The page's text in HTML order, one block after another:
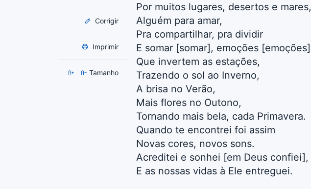
Corrigir
Imprimir
Tamanho
Por muitos lugares, desertos e mares,
Alguém para amar,
Pra compartilhar, pra dividir
E somar [somar], emoções [emoções]
Que invertem as estações,
Trazendo o sol ao Inverno,
A brisa no Verão,
Mais flores no Outono,
Tornando mais bela, cada Primavera.
Quando te encontrei foi assim
Novas cores, novos sons.
Acreditei e sonhei [em Deus confiei],
E as nossas vidas à Ele entreguei.